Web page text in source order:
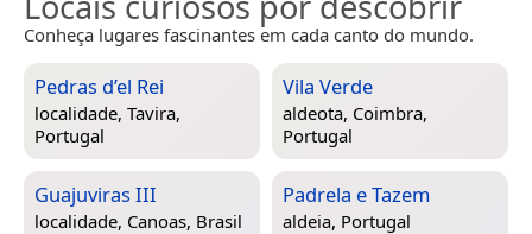
Conheça lugares fascinantes em cada canto do mundo.
Pedras d’el Rei
localidade, Tavira,
Portugal
Vila Verde
aldeota, Coimbra,
Portugal
Guajuviras III
localidade, Canoas, Brasil
Padrela e Tazem
aldeia, Portugal